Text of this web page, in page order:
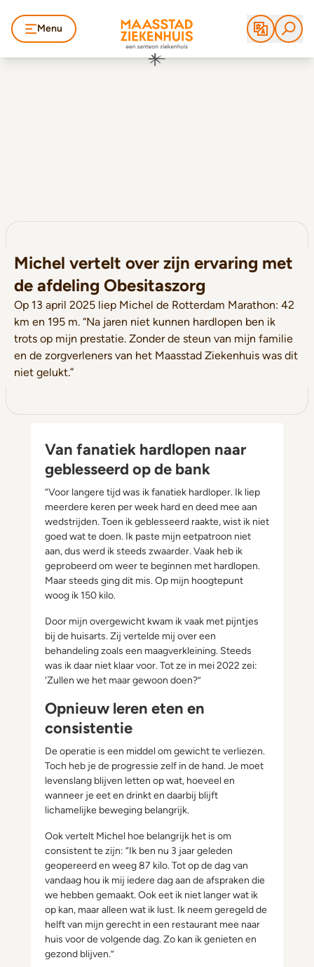
Menu
Michel vertelt over zijn ervaring met
de afdeling Obesitaszorg
Op 13 april 2025 liep Michel de Rotterdam Marathon: 42
km en 195 m. “Na jaren niet kunnen hardlopen ben ik
trots op mijn prestatie. Zonder de steun van mijn familie
en de zorgverleners van het Maasstad Ziekenhuis was dit
niet gelukt.”
Van fanatiek hardlopen naar
geblesseerd op de bank
“Voor langere tijd was ik fanatiek hardloper. Ik liep
meerdere keren per week hard en deed mee aan
wedstrijden. Toen ik geblesseerd raakte, wist ik niet
goed wat te doen. Ik paste mijn eetpatroon niet
aan, dus werd ik steeds zwaarder. Vaak heb ik
geprobeerd om weer te beginnen met hardlopen.
Maar steeds ging dit mis. Op mijn hoogtepunt
woog ik 150 kilo.
Door mijn overgewicht kwam ik vaak met pijntjes
bij de huisarts. Zij vertelde mij over een
behandeling zoals een maagverkleining. Steeds
was ik daar niet klaar voor. Tot ze in mei 2022 zei:
‘Zullen we het maar gewoon doen?”
Opnieuw leren eten en
consistentie
De operatie is een middel om gewicht te verliezen.
Toch heb je de progressie zelf in de hand. Je moet
levenslang blijven letten op wat, hoeveel en
wanneer je eet en drinkt en daarbij blijft
lichamelijke beweging belangrijk.
Ook vertelt Michel hoe belangrijk het is om
consistent te zijn: “Ik ben nu 3 jaar geleden
geopereerd en weeg 87 kilo. Tot op de dag van
vandaag hou ik mij iedere dag aan de afspraken die
we hebben gemaakt. Ook eet ik niet langer wat ik
op kan, maar alleen wat ik lust. Ik neem geregeld de
helft van mijn gerecht in een restaurant mee naar
huis voor de volgende dag. Zo kan ik genieten en
gezond blijven.”